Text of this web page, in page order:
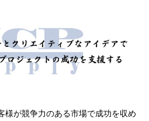
様が競争力のある市場で成功を収め